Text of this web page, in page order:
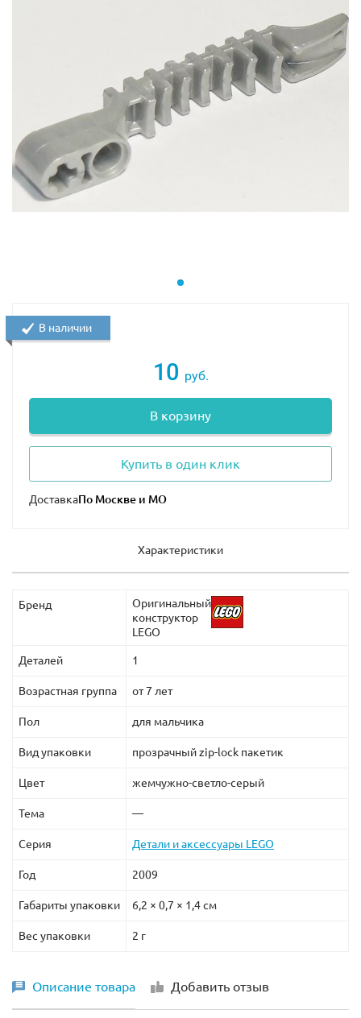
10 руб.
В корзину
Купить в один клик
Доставка
В наличии
Характеристики
Бренд
Оригинальный
конструктор
LEGO
Деталей 1
Возрастная группа от 7 лет
Пол для мальчика
Вид упаковки прозрачный zip-lock пакетик
Цвет жемчужно-светло-серый
Тема —
Серия Детали и аксессуары LEGO
Год 2009
Габариты упаковки 6,2 × 0,7 × 1,4 см
Вес упаковки 2 г
Описание товара Добавить отзыв